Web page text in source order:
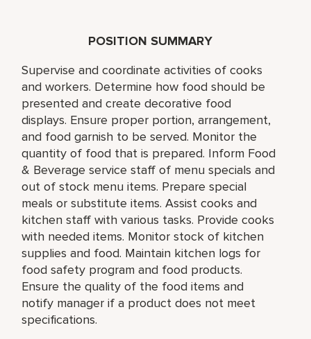
POSITION SUMMARY
Supervise and coordinate activities of cooks
and workers. Determine how food should be
presented and create decorative food
displays. Ensure proper portion, arrangement,
and food garnish to be served. Monitor the
quantity of food that is prepared. Inform Food
& Beverage service staff of menu specials and
out of stock menu items. Prepare special
meals or substitute items. Assist cooks and
kitchen staff with various tasks. Provide cooks
with needed items. Monitor stock of kitchen
supplies and food. Maintain kitchen logs for
food safety program and food products.
Ensure the quality of the food items and
notify manager if a product does not meet
specifications.